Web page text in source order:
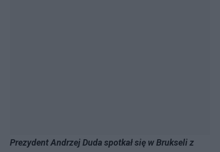
Prezydent Andrzej Duda spotkał się w Brukseli z